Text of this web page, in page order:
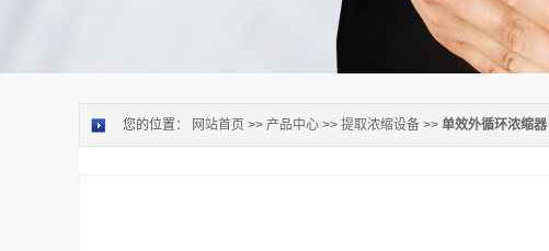
您的位置： 网站首页 >> 产品中心 >> 提取浓缩设备 >> 单效外循环浓缩器